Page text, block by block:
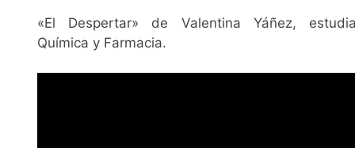
«El Despertar» de Valentina Yáñez,
Química y Farmacia.